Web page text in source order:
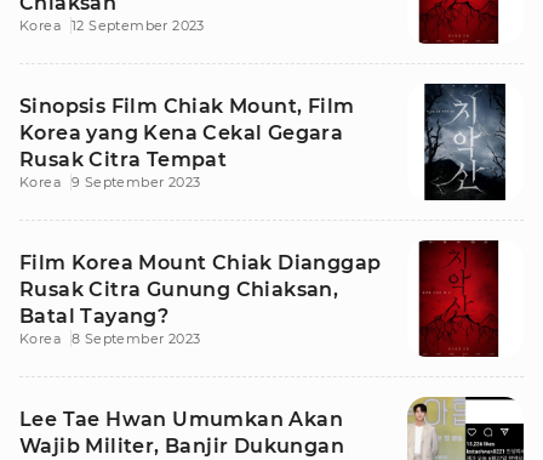
Korea 12 September 2023
Sinopsis Film Chiak Mount, Film
Korea yang Kena Cekal Gegara
Rusak Citra Tempat
Korea 9 September 2023
Film Korea Mount Chiak Dianggap
Rusak Citra Gunung Chiaksan,
Batal Tayang?
Korea 8 September 2023
Lee Tae Hwan Umumkan Akan
Wajib Militer, Banjir Dukungan